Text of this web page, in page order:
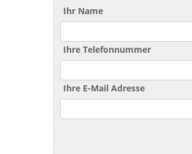
Ihr Name
Ihre Telefonnummer
Ihre E-Mail Adresse